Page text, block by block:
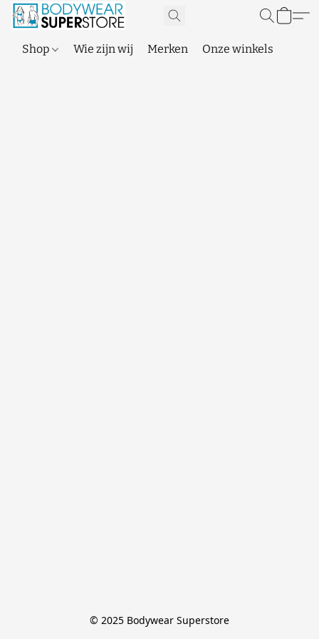
Shop Wie zijn wij Merken Onze winkels
© 2025 Bodywear Superstore